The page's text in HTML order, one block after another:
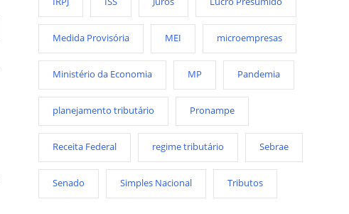
Medida Provisória MEI microempresas
Ministério da Economia MP Pandemia
planejamento tributário Pronampe
Receita Federal regime tributário Sebrae
Senado Simples Nacional Tributos